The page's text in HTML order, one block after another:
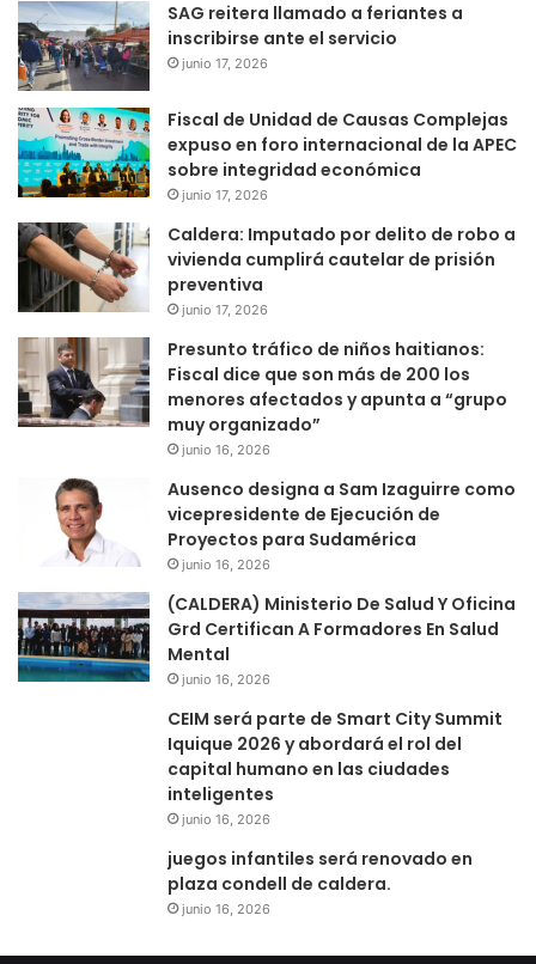
SAG reitera llamado a feriantes a
inscribirse ante el servicio
junio 17, 2026
Fiscal de Unidad de Causas Complejas
expuso en foro internacional de la APEC
sobre integridad económica
junio 17, 2026
Caldera: Imputado por delito de robo a
vivienda cumplirá cautelar de prisión
preventiva
junio 17, 2026
Presunto tráfico de niños haitianos:
Fiscal dice que son más de 200 los
menores afectados y apunta a “grupo
muy organizado”
junio 16, 2026
Ausenco designa a Sam Izaguirre como
vicepresidente de Ejecución de
Proyectos para Sudamérica
junio 16, 2026
(CALDERA) Ministerio De Salud Y Oficina
Grd Certifican A Formadores En Salud
Mental
junio 16, 2026
CEIM será parte de Smart City Summit
Iquique 2026 y abordará el rol del
capital humano en las ciudades
inteligentes
junio 16, 2026
juegos infantiles será renovado en
plaza condell de caldera.
junio 16, 2026